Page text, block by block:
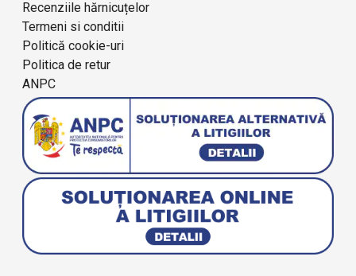
Recenziile hărnicuțelor
Termeni si conditii
Politică cookie-uri
Politica de retur
ANPC